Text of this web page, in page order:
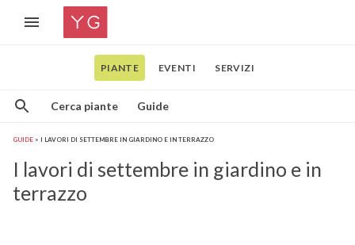
PIANTE EVENTI SERVIZI
Cerca piante Guide
GUIDE I LAVORI DI SETTEMBRE IN GIARDINO E IN TERRAZZO
I lavori di settembre in giardino e in
terrazzo